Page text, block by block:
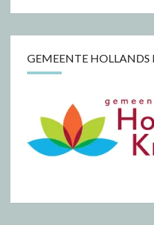
GEMEENTE HOLLANDS